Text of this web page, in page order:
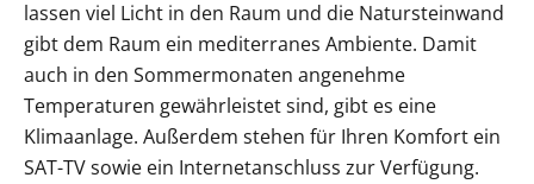
lassen viel Licht in den Raum und die Natursteinwand
gibt dem Raum ein mediterranes Ambiente. Damit
auch in den Sommermonaten angenehme
Temperaturen gewährleistet sind, gibt es eine
Klimaanlage. Außerdem stehen für Ihren Komfort ein
SAT-TV sowie ein Internetanschluss zur Verfügung.